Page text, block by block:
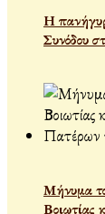
Η
Συνόδου
Μήνυμα
Βοιωτίας